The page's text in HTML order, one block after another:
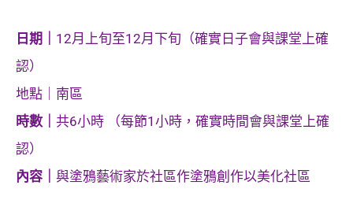
日期｜ 12月上旬至12月下旬（確實日子會與課堂上確
認）
地點｜南區
時數｜ 共6小時 （每節1小時，確實時間會與課堂上確
認）
內容｜ 與塗鴉藝術家於社區作塗鴉創作以美化社區